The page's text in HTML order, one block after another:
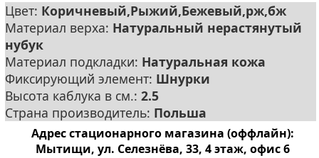
Цвет: Коричневый,Рыжий,Бежевый,рж,бж
Материал верха: Натуральный нерастянутый
нубук
Материал подкладки: Натуральная кожа
Фиксирующий элемент: Шнурки
Высота каблука в см.: 2.5
Страна производитель: Польша
Адрес стационарного магазина (оффлайн):
Мытищи, ул. Селезнёва, 33, 4 этаж, офис 6